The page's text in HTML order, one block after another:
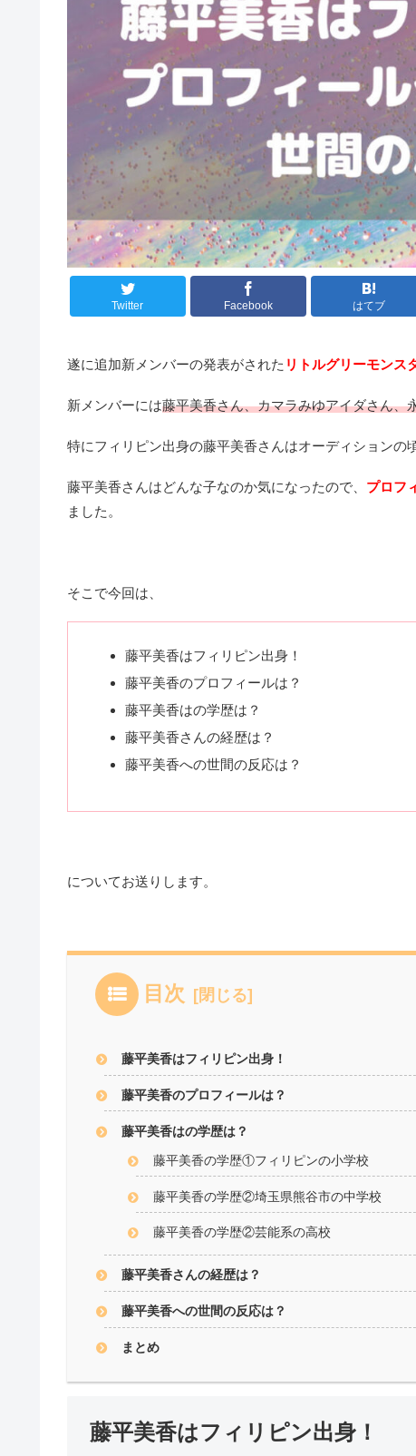
Twitter Facebook はてブ
遂に追加新メンバーの発表がされた リトルグリーモンス
新メンバーには藤平美香さん、カマラみゆアイダさん、
特にフィリピン出身の藤平美香さんはオーディションの
藤平美香さんはどんな子なのか気になったので、 プロフ
ました。
そこで今回は、
藤平美香はフィリピン出身！
藤平美香のプロフィールは？
藤平美香はの学歴は？
藤平美香さんの経歴は？
藤平美香への世間の反応は？
についてお送りします。
目次
藤平美香はフィリピン出身！
藤平美香のプロフィールは？
藤平美香はの学歴は？
藤平美香の学歴①フィリピンの小学校
藤平美香の学歴②埼玉県熊谷市の中学校
藤平美香の学歴②芸能系の高校
藤平美香さんの経歴は？
藤平美香への世間の反応は？
まとめ
藤平美香はフィリピン出身！